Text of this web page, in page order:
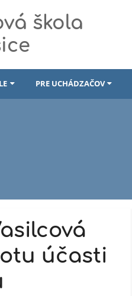
škola
PRE UCHÁDZAČOV
účasti